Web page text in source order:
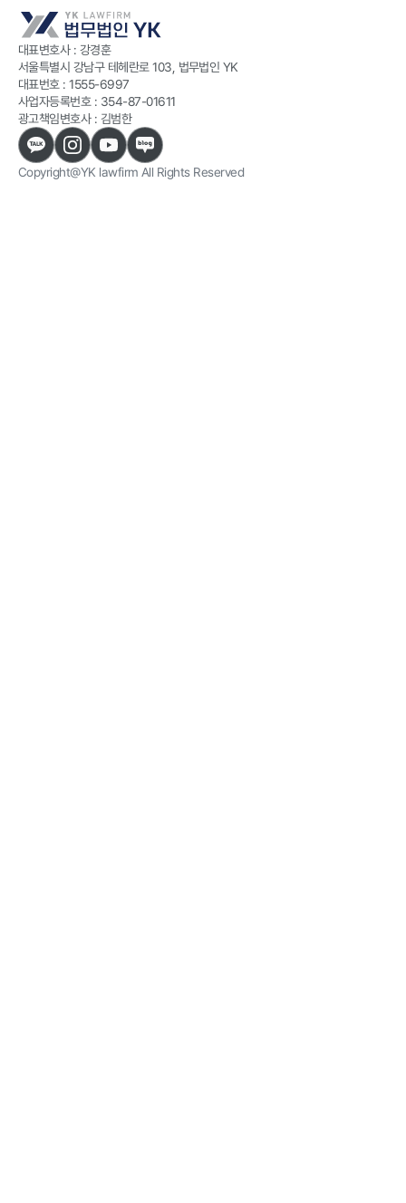
대표변호사 : 강경훈
서울특별시 강남구 테헤란로 103, 법무법인 YK
대표번호 :1555-6997
사업자등록번호 : 354-87-01611
광고책임변호사 : 김범한
Copyright@YK lawfirm All Rights Reserved